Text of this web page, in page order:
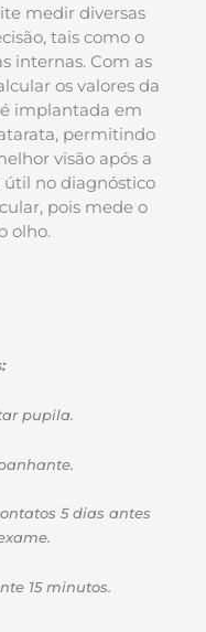
medir diversas
tais como o
internas. Com as
os valores da
implantada em
permitindo
visão após a
no diagnóstico
pois mede o
olho.
pupila.
5 dias antes
15 minutos.